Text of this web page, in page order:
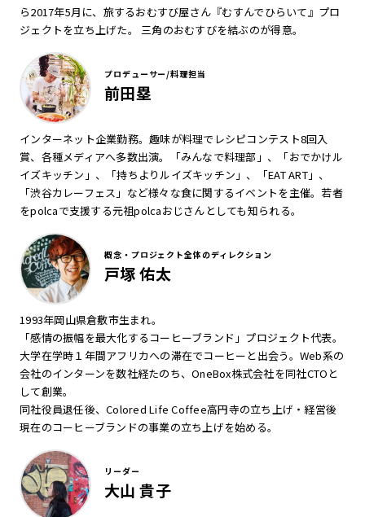
ら2017年5月に、旅するおむすび屋さん『むすんでひらいて』プロ
ジェクトを立ち上げた。 三角のおむすびを結ぶのが得意。
プロデューサー/料理担当
前田塁
インターネット企業勤務。趣味が料理でレシピコンテスト8回入
賞、各種メディアへ多数出演。「みんなで料理部」、「おでかけル
イズキッチン」、「持ちよりルイズキッチン」、「EAT ART」、
「渋谷カレーフェス」など様々な食に関するイベントを主催。若者
をpolcaで支援する元祖polcaおじさんとしても知られる。
概念・プロジェクト全体のディレクション
戸塚 佑太
1993年岡山県倉敷市生まれ。
「感情の振幅を最大化するコーヒーブランド」プロジェクト代表。
大学在学時１年間アフリカへの滞在でコーヒーと出会う。Web系の
会社のインターンを数社経たのち、OneBox株式会社を同社CTOと
して創業。
同社役員退任後、Colored Life Coffee高円寺の立ち上げ・経営後
現在のコーヒーブランドの事業の立ち上げを始める。
リーダー
大山 貴子